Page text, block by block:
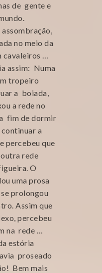
de gente e
no meio da
…
assim: Numa
tropeiro
a boiada,
a rede no
fim de dormir
a
percebeu que
rede
O
uma prosa
prolongou
Assim que
percebeu
na rede …
estória
proseado
Bem mais